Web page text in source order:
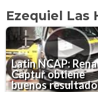
Ezequiel Las
Latin NCAP:
Captur obtiene
buenos